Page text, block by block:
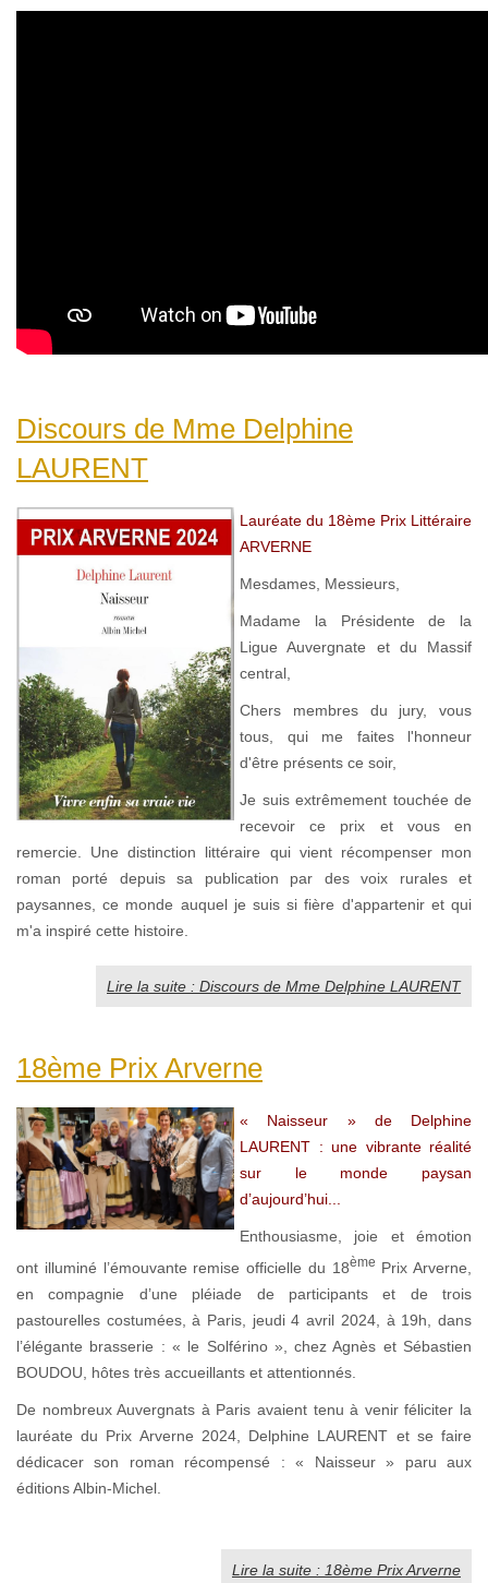
Discours de Mme Delphine
LAURENT
Lauréate du 18ème Prix Littéraire
ARVERNE
Mesdames, Messieurs,
Madame la Présidente de la
Ligue Auvergnate et du Massif
central,
Chers membres du jury, vous
tous, qui me faites l'honneur
d'être présents ce soir,
Je suis extrêmement touchée de
recevoir ce prix et vous en
remercie. Une distinction littéraire qui vient récompenser mon
roman porté depuis sa publication par des voix rurales et
paysannes, ce monde auquel je suis si fière d'appartenir et qui
m'a inspiré cette histoire.
Lire la suite : Discours de Mme Delphine LAURENT
18ème Prix Arverne
« Naisseur » de Delphine
LAURENT : une vibrante réalité
sur le monde paysan
d’aujourd’hui...
Enthousiasme, joie et émotion
ont illuminé l’émouvante remise officielle du 18ème Prix Arverne,
en compagnie d’une pléiade de participants et de trois
pastourelles costumées, à Paris, jeudi 4 avril 2024, à 19h, dans
l’élégante brasserie : « le Solférino », chez Agnès et Sébastien
BOUDOU, hôtes très accueillants et attentionnés.
De nombreux Auvergnats à Paris avaient tenu à venir féliciter la
lauréate du Prix Arverne 2024, Delphine LAURENT et se faire
dédicacer son roman récompensé : « Naisseur » paru aux
éditions Albin-Michel.
Lire la suite : 18ème Prix Arverne